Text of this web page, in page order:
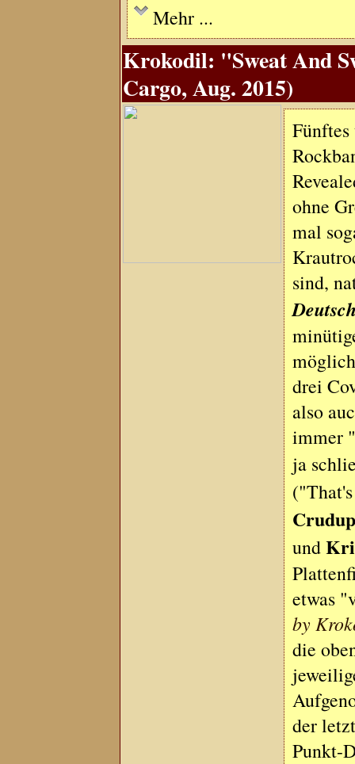
Mehr ...
Krokodil: "Sweat And
Cargo, Aug. 2015)
ohne
mal
sind,
drei
also
immer
ja
Crudup
und
etwas
by
die
der
Punkt-